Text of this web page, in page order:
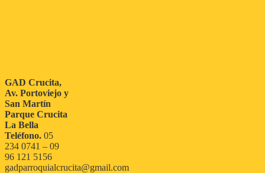
GAD Crucita,
Av. Portoviejo y
San Martín
Parque Crucita
La Bella
Teléfono. 05
234 0741 – 09
96 121 5156
gadparroquialcrucita@gmail.com